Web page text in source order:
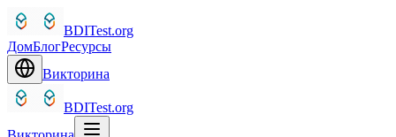
BDITest.org
ДомБлогРесурсы
Викторина
BDITest.org